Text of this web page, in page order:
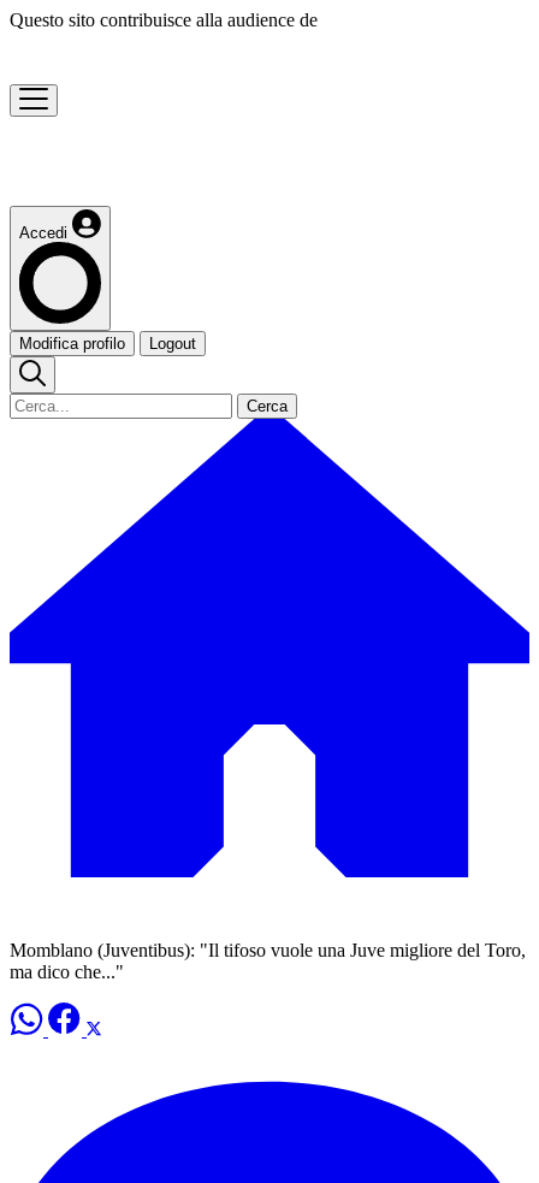
Questo sito contribuisce alla audience de
Accedi
Modifica profilo Logout
Cerca
Momblano (Juventibus): "Il tifoso vuole una Juve migliore del Toro,
ma dico che..."